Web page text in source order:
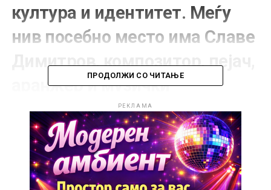
култура и идентитет. Меѓу
нив посебно место има Славе
Димитров, композитор, пејач,
аранжер и музички
продуцент, автор чии песни и
денес живеат во срцата на
генерации Македонци.
Роден на 1 јуни 1946 година во Битола, град познат
ПРОДОЛЖИ СО ЧИТАЊЕ
РЕКЛАМА